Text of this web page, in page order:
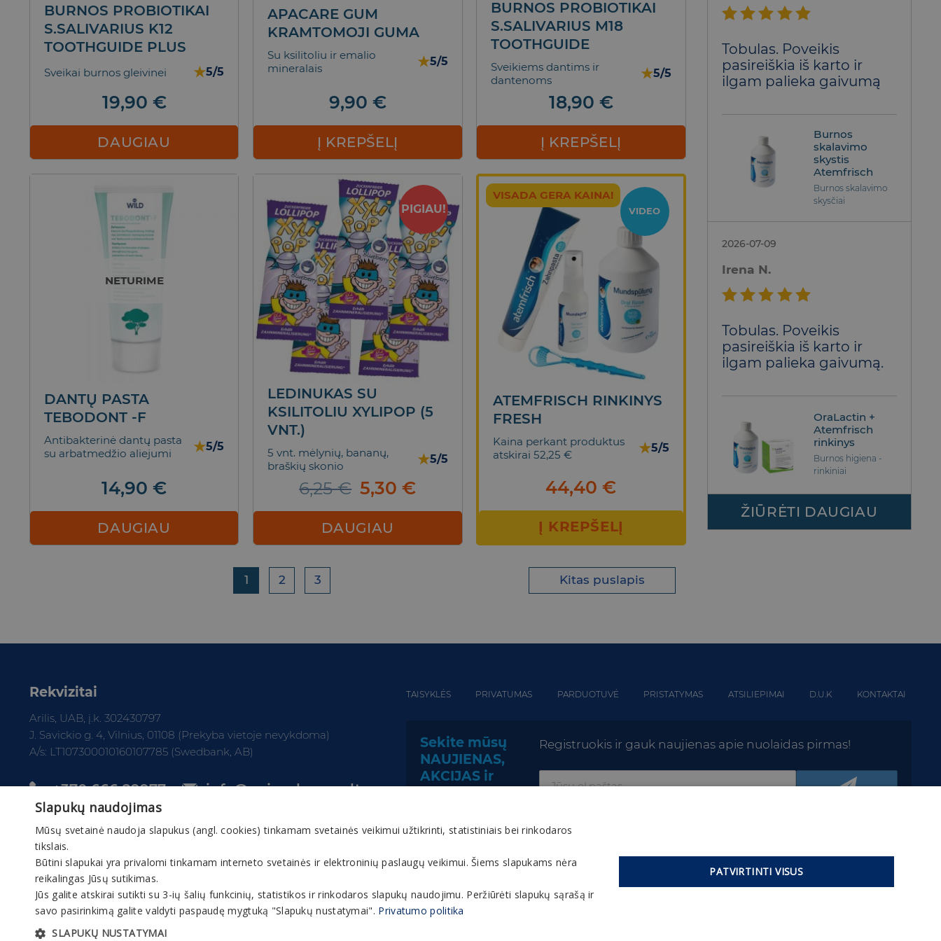
BURNOS PROBIOTIKAI
S.SALIVARIUS K12
TOOTHGUIDE PLUS
Sveikai burnos gleivinei ★5/5
19,90 €
DAUGIAU
APACARE GUM
KRAMTOMOJI GUMA
Su ksilitoliu ir emalio
mineralais
★5/5
9,90 €
Į KREPŠELĮ
BURNOS PROBIOTIKAI
S.SALIVARIUS M18
TOOTHGUIDE
Sveikiems dantims ir
dantenoms
★5/5
18,90 €
Į KREPŠELĮ
NETURIME
DANTŲ PASTA
TEBODONT -F
Antibakterinė dantų pasta
su arbatmedžio aliejumi
★5/5
14,90€
DAUGIAU
PIGIAU!
LEDINUKAS SU
KSILITOLIU XYLIPOP (5
VNT.)
5 vnt. mėlynių, bananų,
braškių skonio
★5/5
6,25€ Original
was:
6,25 €.
5,30€Current
5,30 €.
DAUGIAU
VISADA GERA KAINA!
VIDEO
ATEMFRISCH RINKINYS
FRESH
Kaina perkant produktus
atskirai 52,25 €
★5/5
44,40€
Į KREPŠELĮ
1 2 3 Kitas puslapis
5iš 5
Tobulas. Poveikis
pasireiškia iš karto ir
ilgam palieka gaivumą
Burnos
skalavimo
skystis
Atemfrisch
Burnos skalavimo
skysčiai
2026-07-09
Irena N.
5iš 5
Tobulas. Poveikis
pasireiškia iš karto ir
ilgam palieka gaivumą.
OraLactin +
Atemfrisch
rinkinys
Burnos higiena -
rinkiniai
ŽIŪRĖTI DAUGIAU
Rekvizitai
Arilis, UAB, į.k. 302430797
J. Savickio g. 4, Vilnius, 01108 (Prekyba vietoje nevykdoma)
A/s: LT107300010160107785 (Swedbank, AB)
+370 666 29977 info@gaivuskvapas.lt
TAISYKLĖS PRIVATUMAS PARDUOTUVĖ PRISTATYMAS ATSILIEPIMAI D.U.K KONTAKTAI
Sekite mūsų
NAUJIENAS,
AKCIJAS ir
Registruokis ir gauk naujienas apie nuolaidas pirmas!
© 2026 Gaivuskvapas.lt Interneto tinklapio turinys, įskaitant jo tekstą, vaizdinę medžiagą, grafinį apipavidalinimą, prekių
ženklus ir kt., yra bendrovės ir partnerių nuosavybė. Interneto tinklapyje esančią medžiagą, informaciją ir bet kokią intelektinę
nuosavybę kopijuoti, platinti ar kitaip panaudoti be išankstinio rašytinio bendrovės sutikimo yra draudžiama.
Slapukų naudojimas
Mūsų svetainė naudoja slapukus (angl. cookies) tinkamam svetainės veikimui užtikrinti, statistiniais bei rinkodaros
tikslais.
Būtini slapukai yra privalomi tinkamam interneto svetainės ir elektroninių paslaugų veikimui. Šiems slapukams nėra
reikalingas Jūsų sutikimas.
Jūs galite atskirai sutikti su 3-ių šalių funkcinių, statistikos ir rinkodaros slapukų naudojimu. Peržiūrėti slapukų sąrašą ir
savo pasirinkimą galite valdyti paspaudę mygtuką "Slapukų nustatymai". Privatumo politika
SLAPUKŲ NUSTATYMAI
PATVIRTINTI VISUS